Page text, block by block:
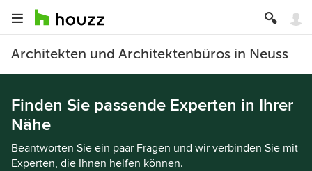
Architekten und Architektenbüros in Neuss
Finden Sie passende Experten in Ihrer
Nähe
Beantworten Sie ein paar Fragen und wir verbinden Sie mit
Experten, die Ihnen helfen können.